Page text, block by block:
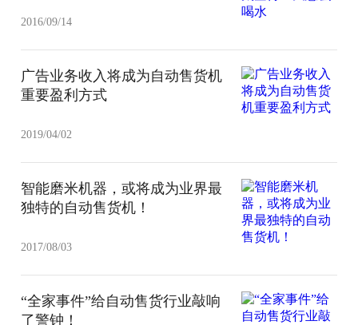
2016/09/14
广告业务收入将成为自动售货机
重要盈利方式
2019/04/02
智能磨米机器，或将成为业界最
独特的自动售货机！
2017/08/03
“全家事件”给自动售货行业敲响
了警钟！